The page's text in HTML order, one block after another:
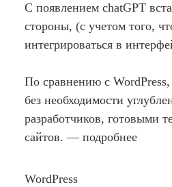
С появлением chatGPT
стороны, (с учетом того,
интегрироваться в
По сравнению с
без необходимости
разработчиков, готовыми
сайтов. — подробнее
WordPress